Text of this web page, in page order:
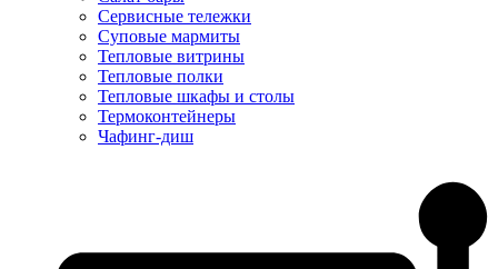
Сервисные тележки
Суповые мармиты
Тепловые витрины
Тепловые полки
Тепловые шкафы и столы
Термоконтейнеры
Чафинг-диш